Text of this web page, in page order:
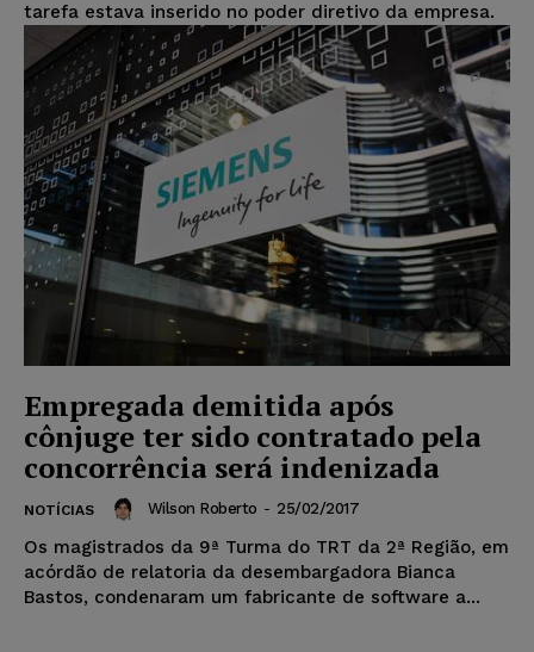
tarefa estava inserido no poder diretivo da empresa.
Empregada demitida após
cônjuge ter sido contratado pela
concorrência será indenizada
NOTÍCIAS Wilson Roberto - 25/02/2017
Os magistrados da 9ª Turma do TRT da 2ª Região, em
acórdão de relatoria da desembargadora Bianca
Bastos, condenaram um fabricante de software a...